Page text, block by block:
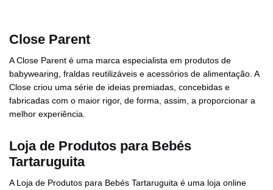
Close Parent
A Close Parent é uma marca especialista em produtos de
babywearing, fraldas reutilizáveis e acessórios de alimentação. A
Close criou uma série de ideias premiadas, concebidas e
fabricadas com o maior rigor, de forma, assim, a proporcionar a
melhor experiência.
Loja de Produtos para Bebés
Tartaruguita
A Loja de Produtos para Bebés Tartaruguita é uma loja online